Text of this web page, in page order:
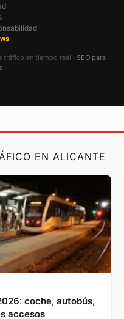
en tiempo real · SEO para
EN ALICANTE
coche, autobús,
accesos